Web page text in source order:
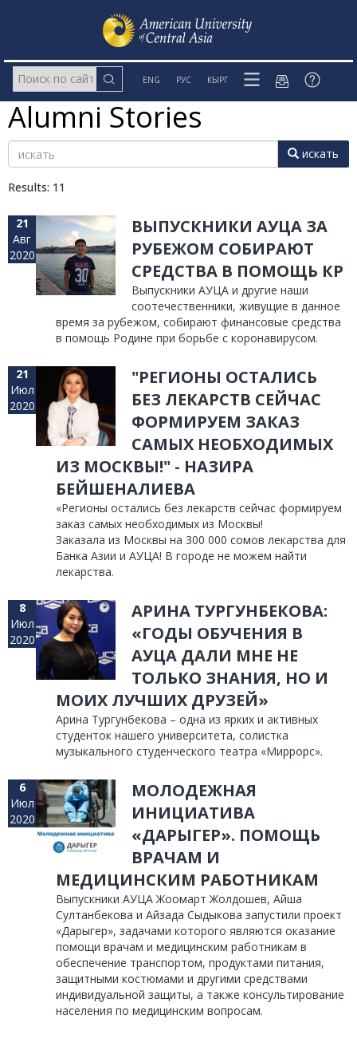
ENG РУС КЫРГ
Alumni Stories
искать
Results: 11
21
Авг
2020
ВЫПУСКНИКИ АУЦА ЗА
РУБЕЖОМ СОБИРАЮТ
СРЕДСТВА В ПОМОЩЬ КР
Выпускники АУЦА и другие наши
соотечественники, живущие в данное
время за рубежом, собирают финансовые средства
в помощь Родине при борьбе с коронавирусом.
21
Июл
2020
"РЕГИОНЫ ОСТАЛИСЬ
БЕЗ ЛЕКАРСТВ СЕЙЧАС
ФОРМИРУЕМ ЗАКАЗ
САМЫХ НЕОБХОДИМЫХ
ИЗ МОСКВЫ!" - НАЗИРА
БЕЙШЕНАЛИЕВА
«Регионы остались без лекарств сейчас формируем
заказ самых необходимых из Москвы!
Заказала из Москвы на 300 000 сомов лекарства для
Банка Азии и АУЦА! В городе не можем найти
лекарства.
8
Июл
2020
АРИНА ТУРГУНБЕКОВА:
«ГОДЫ ОБУЧЕНИЯ В
АУЦА ДАЛИ МНЕ НЕ
ТОЛЬКО ЗНАНИЯ, НО И
МОИХ ЛУЧШИХ ДРУЗЕЙ»
Арина Тургунбекова – одна из ярких и активных
студенток нашего университета, солистка
музыкального студенческого театра «Миррорс».
6
Июл
2020
МОЛОДЕЖНАЯ
ИНИЦИАТИВА
«ДАРЫГЕР». ПОМОЩЬ
ВРАЧАМ И
МЕДИЦИНСКИМ РАБОТНИКАМ
Выпускники АУЦА Жоомарт Жолдошев, Айша
Султанбекова и Айзада Сыдыкова запустили проект
«Дарыгер», задачами которого являются оказание
помощи врачам и медицинским работникам в
обеспечение транспортом, продуктами питания,
защитными костюмами и другими средствами
индивидуальной защиты, а также консультирование
населения по медицинским вопросам.